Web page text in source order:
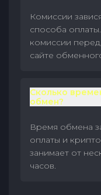
Комиссии
способа
комиссии
сайте
Сколько
обмен?
Время обмена
оплаты и
занимает от
часов.